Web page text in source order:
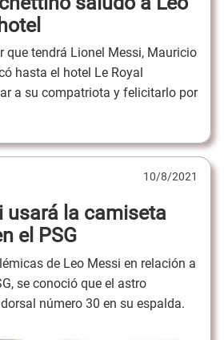
que tendrá Lionel Messi, Mauricio
hasta el hotel Le Royal
a su compatriota y felicitarlo por
10/8/2021
usará la camiseta
el PSG
de Leo Messi en relación a
se conoció que el astro
número 30 en su espalda.